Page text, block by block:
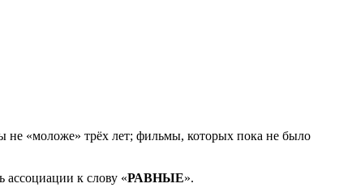
не «моложе» трёх лет; фильмы, которых пока не было
ассоциации к слову «РАВНЫЕ».